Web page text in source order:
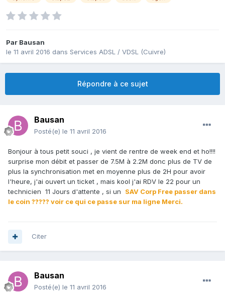
Par Bausan
le 11 avril 2016 dans Services ADSL / VDSL (Cuivre)
Répondre à ce sujet
Bausan
Posté(e) le 11 avril 2016
Bonjour à tous petit souci , je vient de rentre de week end et ho!!!!
surprise mon débit et passer de 7.5M à 2.2M donc plus de TV de
plus la synchronisation met en moyenne plus de 2H pour avoir
l'heure, j'ai ouvert un ticket , mais kool j'ai RDV le 22 pour un
technicien 11 Jours d'attente , si un SAV Corp Free passer dans
le coin ????? voir ce qui ce passe sur ma ligne Merci.
Citer
Bausan
Posté(e) le 11 avril 2016